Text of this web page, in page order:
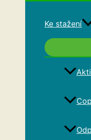
Ke stažení